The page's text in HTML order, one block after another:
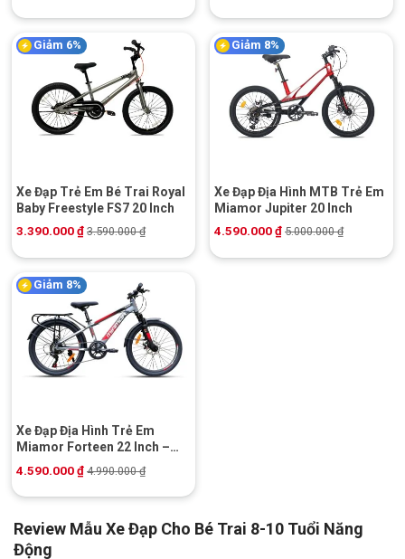
Giảm 6%
Xe Đạp Trẻ Em Bé Trai Royal
Baby Freestyle FS7 20 Inch
3.390.000₫ 3.590.000₫
Giảm 8%
Xe Đạp Địa Hình MTB Trẻ Em
Miamor Jupiter 20 Inch
4.590.000₫ 5.000.000₫
Giảm 8%
Xe Đạp Địa Hình Trẻ Em
Miamor Forteen 22 Inch –
4.590.000₫ 4.990.000₫
Review Mẫu Xe Đạp Cho Bé Trai 8-10 Tuổi Năng
Động